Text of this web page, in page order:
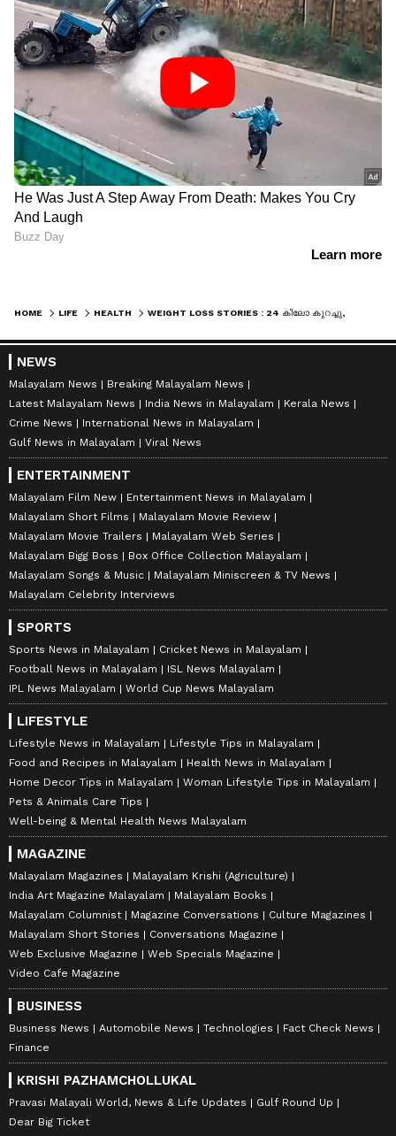
HOME LIFE HEALTH
NEWS
Malayalam News
Breaking Malayalam News
Latest Malayalam News
India News in Malayalam
Kerala News
Crime News
International News in Malayalam
Gulf News in Malayalam
Viral News
ENTERTAINMENT
Malayalam Film New
Entertainment News in Malayalam
Malayalam Short Films
Malayalam Movie Review
Malayalam Movie Trailers
Malayalam Web Series
Malayalam Bigg Boss
Box Office Collection Malayalam
Malayalam Songs & Music
Malayalam Miniscreen & TV News
Malayalam Celebrity Interviews
SPORTS
Sports News in Malayalam
Cricket News in Malayalam
Football News in Malayalam
ISL News Malayalam
IPL News Malayalam
World Cup News Malayalam
LIFESTYLE
Lifestyle News in Malayalam
Lifestyle Tips in Malayalam
Food and Recipes in Malayalam
Health News in Malayalam
Home Decor Tips in Malayalam
Woman Lifestyle Tips in Malayalam
Pets & Animals Care Tips
Well-being & Mental Health News Malayalam
MAGAZINE
Malayalam Magazines
Malayalam Krishi (Agriculture)
India Art Magazine Malayalam
Malayalam Books
Malayalam Columnist
Magazine Conversations
Culture Magazines
Malayalam Short Stories
Conversations Magazine
Web Exclusive Magazine
Web Specials Magazine
Video Cafe Magazine
BUSINESS
Business News Automobile News Technologies
Fact Check News
Finance
KRISHI PAZHAMCHOLLUKAL
Pravasi Malayali World, News & Life Updates
Gulf Round Up
Dear Big Ticket